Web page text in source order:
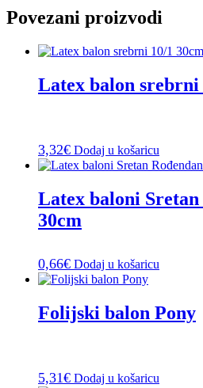
Povezani proizvodi
Latex balon srebrni
3,32€ Dodaj u košaricu
Latex baloni
30cm
0,66€ Dodaj u košaricu
Folijski balon Pony
5,31€ Dodaj u košaricu